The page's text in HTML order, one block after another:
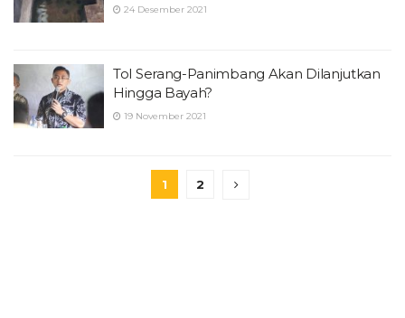
24 Desember 2021
Tol Serang-Panimbang Akan Dilanjutkan
Hingga Bayah?
19 November 2021
1 2